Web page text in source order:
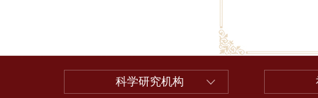
科学研究机构